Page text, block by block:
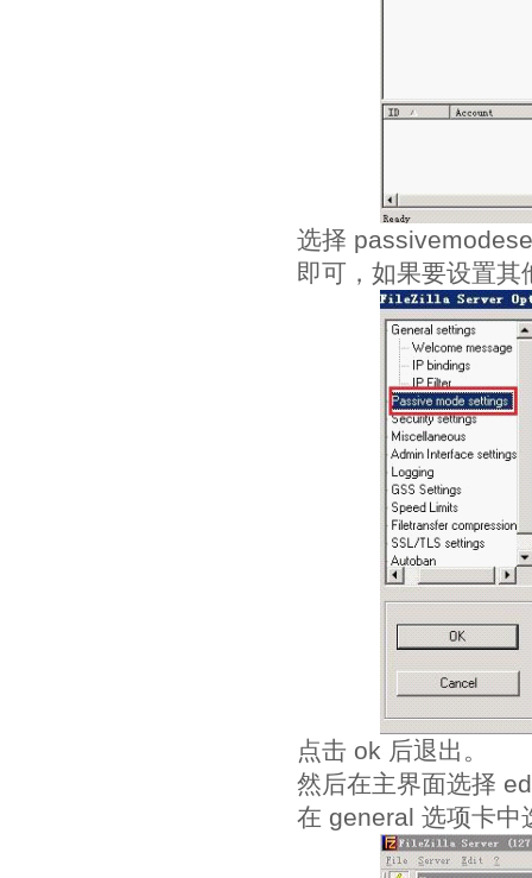
选择
即可，如果要设置
点击 ok 后退出。
然后在主界面选择
在 general 选项卡中